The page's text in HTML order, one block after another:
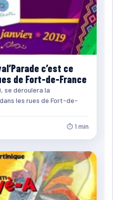
c’est ce
de Fort-de-France
se déroulera la
les rues de Fort-de-
⏱ 1 min